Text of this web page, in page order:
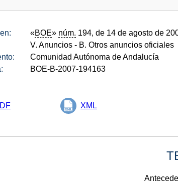
«BOE» núm. 194, de 14 de agosto de
V. Anuncios - B. Otros anuncios oficiales
Comunidad Autónoma de Andalucía
BOE-B-2007-194163
XML